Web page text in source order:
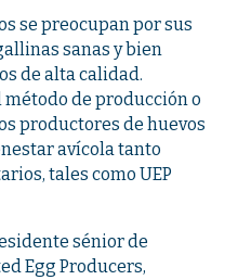
se preocupan por sus
sanas y bien
de alta calidad.
de producción o
productores de huevos
avícola tanto
tales como UEP
sénior de
Egg Producers,